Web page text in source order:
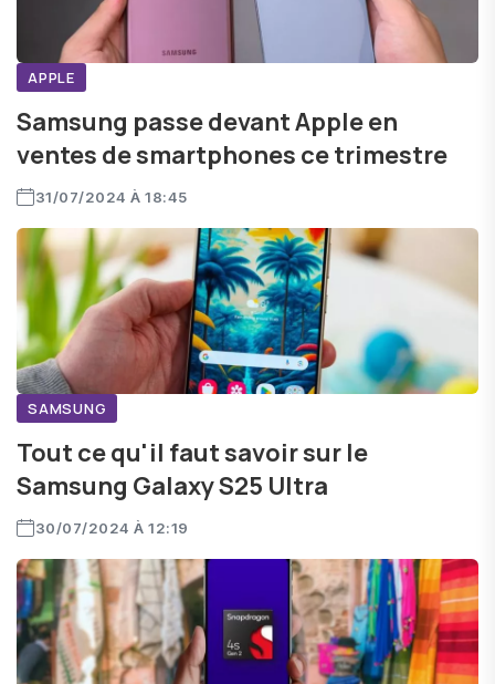
APPLE
Samsung passe devant Apple en
ventes de smartphones ce trimestre
31/07/2024 À 18:45
SAMSUNG
Tout ce qu'il faut savoir sur le
Samsung Galaxy S25 Ultra
30/07/2024 À 12:19